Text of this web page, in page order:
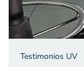
Testimonios UV